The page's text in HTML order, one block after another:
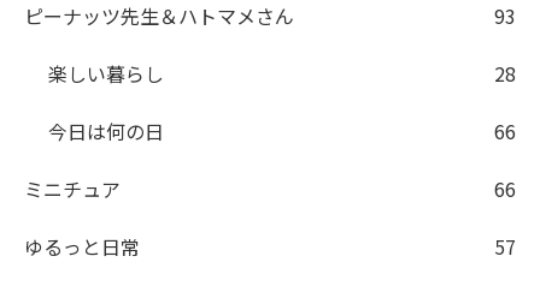
ピーナッツ先生＆ハトマメさん
93
楽しい暮らし
28
今日は何の日
66
ミニチュア
66
ゆるっと日常
57